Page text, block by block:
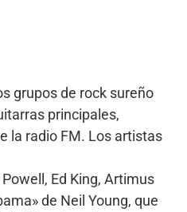
grupos de rock sureño
principales,
la radio FM. Los artistas
Ed King, Artimus
de Neil Young, que